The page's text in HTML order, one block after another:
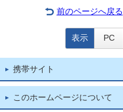
前のページへ戻る
表示 PC
携帯サイト
このホームページについて